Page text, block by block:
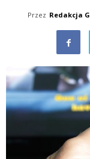
Przez Redakcja